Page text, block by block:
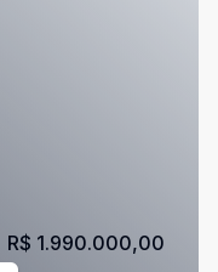
R$ 1.990.000,00